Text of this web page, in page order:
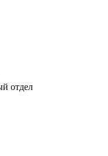
отдел